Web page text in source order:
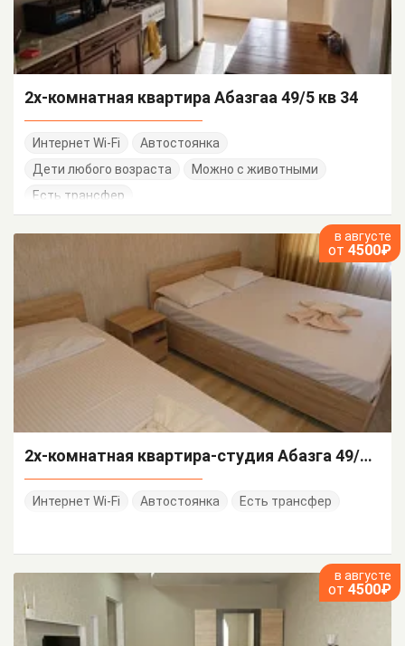
2х-комнатная квартира Абазгаа 49/5 кв 34
Интернет Wi-Fi
Автостоянка
Дети любого возраста
Можно с животными
Есть трансфер
в августе
от 4500₽
2х-комнатная квартира-студия Абазга 49/1 кв 37
Интернет Wi-Fi Автостоянка Есть трансфер
в августе
от 4500₽